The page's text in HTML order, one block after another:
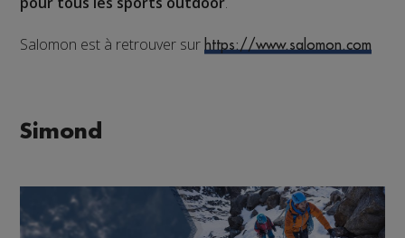
Salomon est à retrouver sur https://www.salomon.com
Simond